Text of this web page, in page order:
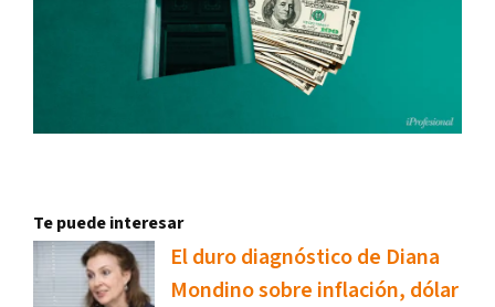
Te puede interesar
El duro diagnóstico de Diana
Mondino sobre inflación, dólar